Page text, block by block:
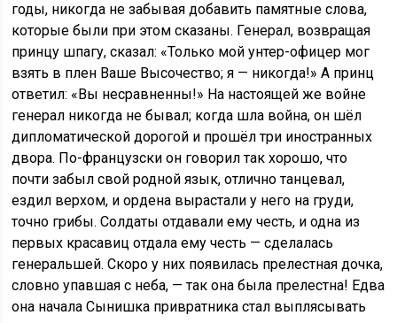
годы, никогда не забывая добавить памятные слова,
которые были при этом сказаны. Генерал, возвращая
принцу шпагу, сказал: «Только мой унтер-офицер мог
взять в плен Ваше Высочество; я — никогда!» А принц
ответил: «Вы несравненны!» На настоящей же войне
генерал никогда не бывал; когда шла война, он шёл
дипломатической дорогой и прошёл три иностранных
двора. По-французски он говорил так хорошо, что
почти забыл свой родной язык, отлично танцевал,
ездил верхом, и ордена вырастали у него на груди,
точно грибы. Солдаты отдавали ему честь, и одна из
первых красавиц отдала ему честь — сделалась
генеральшей. Скоро у них появилась прелестная дочка,
словно упавшая с неба, — так она была прелестна! Едва
она начала Сынишка привратника стал выплясывать